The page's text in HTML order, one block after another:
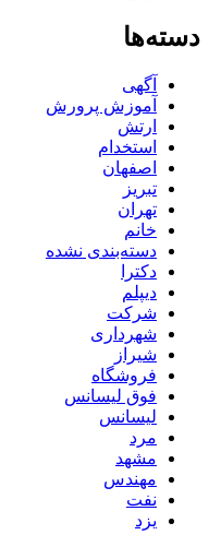
دسته‌ها
آگهی
آموزش پرورش
ارتش
استخدام
اصفهان
تبریز
تهران
خانم
دسته‌بندی نشده
دکترا
دیپلم
شرکت
شهرداری
شیراز
فروشگاه
فوق لیسانس
لیسانس
مرد
مشهد
مهندس
نفت
یزد